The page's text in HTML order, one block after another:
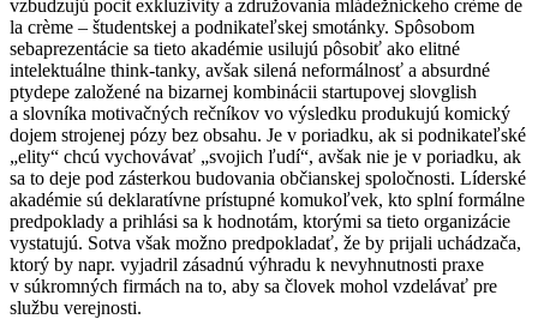
vzbudzujú pocit exkluzivity a združovania mládežníckeho crème de
la crème – študentskej a podnikateľskej smotánky. Spôsobom
sebaprezentácie sa tieto akadémie usilujú pôsobiť ako elitné
intelektuálne think-tanky, avšak silená neformálnosť a absurdné
ptydepe založené na bizarnej kombinácii startupovej slovglish
a slovníka motivačných rečníkov vo výsledku produkujú komický
dojem strojenej pózy bez obsahu. Je v poriadku, ak si podnikateľské
„elity“ chcú vychovávať „svojich ľudí“, avšak nie je v poriadku, ak
sa to deje pod zásterkou budovania občianskej spoločnosti. Líderské
akadémie sú deklaratívne prístupné komukoľvek, kto splní formálne
predpoklady a prihlási sa k hodnotám, ktorými sa tieto organizácie
vystatujú. Sotva však možno predpokladať, že by prijali uchádzača,
ktorý by napr. vyjadril zásadnú výhradu k nevyhnutnosti praxe
v súkromných firmách na to, aby sa človek mohol vzdelávať pre
službu verejnosti.